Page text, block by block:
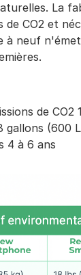
La
CO2 et
à neuf
de CO2
gallons (600
4 à 6 ans